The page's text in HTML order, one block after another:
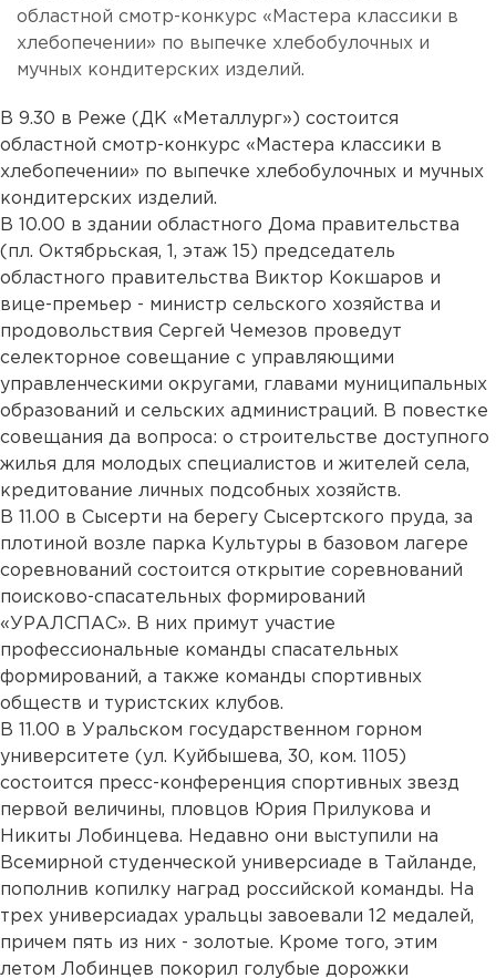
областной смотр-конкурс «Мастера классики в
хлебопечении» по выпечке хлебобулочных и
мучных кондитерских изделий.
В 9.30 в Реже (ДК «Металлург») состоится
областной смотр-конкурс «Мастера классики в
хлебопечении» по выпечке хлебобулочных и мучных
кондитерских изделий.
В 10.00 в здании областного Дома правительства
(пл. Октябрьская, 1, этаж 15) председатель
областного правительства Виктор Кокшаров и
вице-премьер - министр сельского хозяйства и
продовольствия Сергей Чемезов проведут
селекторное совещание с управляющими
управленческими округами, главами муниципальных
образований и сельских администраций. В повестке
совещания да вопроса: о строительстве доступного
жилья для молодых специалистов и жителей села,
кредитование личных подсобных хозяйств.
В 11.00 в Сысерти на берегу Сысертского пруда, за
плотиной возле парка Культуры в базовом лагере
соревнований состоится открытие соревнований
поисково-спасательных формирований
«УРАЛСПАС». В них примут участие
профессиональные команды спасательных
формирований, а также команды спортивных
обществ и туристских клубов.
В 11.00 в Уральском государственном горном
университете (ул. Куйбышева, 30, ком. 1105)
состоится пресс-конференция спортивных звезд
первой величины, пловцов Юрия Прилукова и
Никиты Лобинцева. Недавно они выступили на
Всемирной студенческой универсиаде в Тайланде,
пополнив копилку наград российской команды. На
трех универсиадах уральцы завоевали 12 медалей,
причем пять из них - золотые. Кроме того, этим
летом Лобинцев покорил голубые дорожки